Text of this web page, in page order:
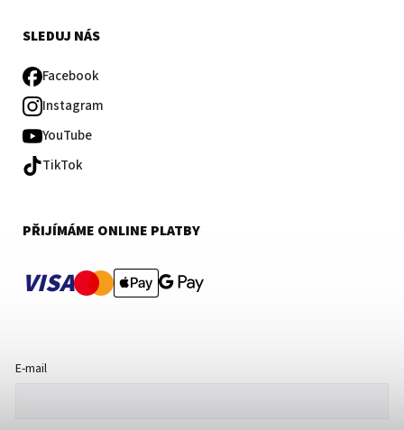
SLEDUJ NÁS
Facebook
Instagram
YouTube
TikTok
PŘIJÍMÁME ONLINE PLATBY
VISA
E-mail